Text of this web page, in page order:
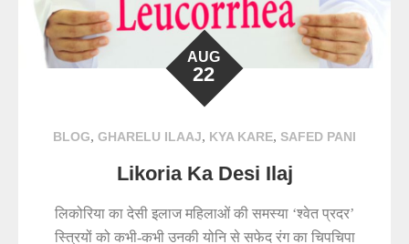
AUG
22
BLOG, GHARELU ILAAJ, KYA KARE, SAFED PANI
Likoria Ka Desi Ilaj
लिकोरिया का देसी इलाज महिलाओं की समस्या ‘श्वेत प्रदर’
स्त्रियों को कभी-कभी उनकी योनि से सफेद रंग का चिपचिपा